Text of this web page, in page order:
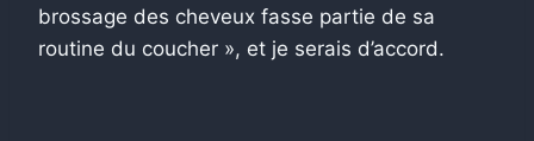
brossage des cheveux fasse partie de sa
routine du coucher », et je serais d’accord.